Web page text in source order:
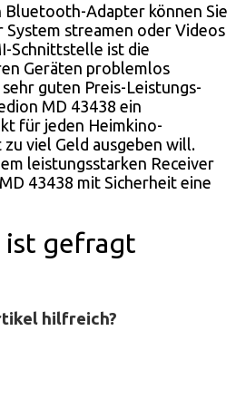
Adapter können Sie
System streamen oder Videos
Schnittstelle ist die
Geräten problemlos
guten Preis-Leistungs-
MD 43438 ein
für jeden Heimkino-
viel Geld ausgeben will.
leistungsstarken Receiver
43438 mit Sicherheit eine
ist gefragt
hilfreich?